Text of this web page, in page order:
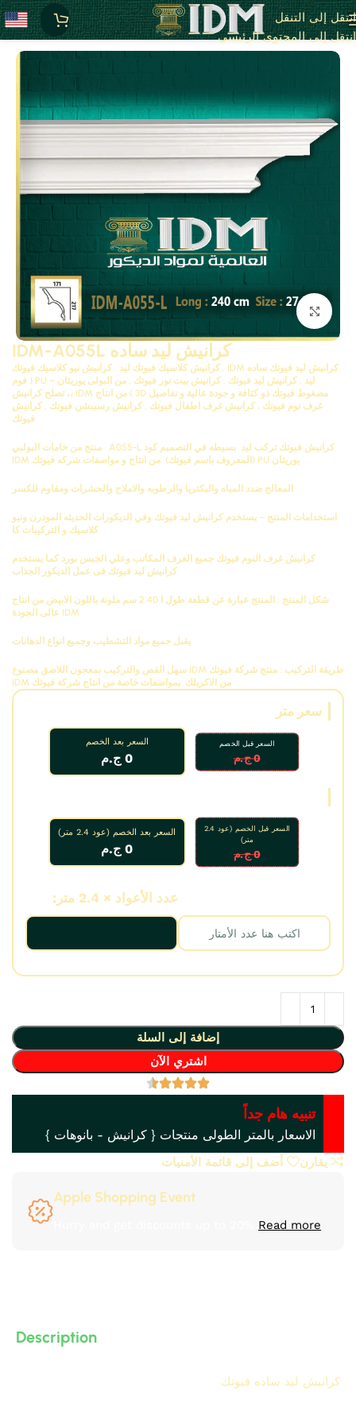
انتقل إلى التنقل
انتقل إلى المحتوى الرئيسي
الرئيسية كرانيش ليد فيوتك ساده / A
انقر للتكبير
كرانيش ليد ساده IDM-A055L
كرانيش ليد فيوتك ساده
IDM , كرانيش كلاسيك فيوتك ليد , كرانيش نيو كلاسيك فيوتك
ليد , كرانيش ليد فيوتك , كرانيش بيت نور فيوتك , من البولى يوريثان – PU ( فوم
مضغوط فيوتك ذو كثافة و جودة عالية و تفاصيل 3D ) من انتاج IDM ،، تصلح كرانيش
غرف نوم فيوتك , كرانيش غرف اطفال فيوتك , كرانيش رسيبشن فيوتك , كرانيش
فيوتك
كرانيش فيوتك تركب ليد بسيطه في التصميم كود A055-L
منتج من خامات البوليي
يوريثان PU (المعروف باسم فيوتك) من انتاج و مواصفات شركه فيوتك IDM
المعالج ضدد المياه والبكتريا والرطوبه والاملاح والحشرات ومقاوم للكسر
استخدامات المنتج – يستخدم كرانيش ليد فيوتك وفي الديكورات الحديثه المودرن ونيو
كلاسيك و التركيبات كا
كرانيشغرف النوم فيوتك جميع الغرف المكاتب وعلي الجبس بورد كما يستخدم
كرانيش ليد فيوتك فى عمل الديكور الجذاب
شكل المنتج : المنتج عبارة عن قطعة طول ا 2.40 سم ملونة باللون الابيض من انتاج
IDM عالى الجودة
يقبل جميع مواد التشطيب وجميع انواع الدهانات
طريقة التركيب : منتج شركة فيوتك IDM سهل القص والتركيب بمعجون اللاصق مصنوع
من الاكريلك بمواصفات خاصة من انتاج شركة فيوتك IDM
سعر متر
السعر قبل الخصم
0 ج.م
السعر بعد الخصم
0 ج.م
السعر قبل الخصم (عود 2.4
متر)
0 ج.م
السعر بعد الخصم (عود 2.4 متر)
0 ج.م
عدد الأعواد × 2.4 متر:
إضافة إلى السلة
اشتري الآن
تنبيه هام جداً
الاسعار بالمتر الطولى منتجات { كرانيش - بانوهات }
يقارن أضف إلى قائمة الأمنيات
Apple Shopping Event
Read more
Description
كرانيش ليد ساده فيوتك